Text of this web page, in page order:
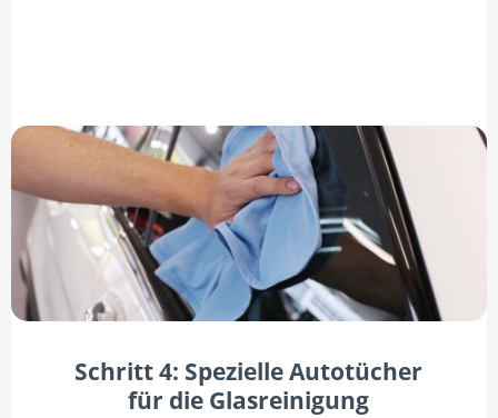
Schritt 4: Spezielle Autotücher
für die Glasreinigung